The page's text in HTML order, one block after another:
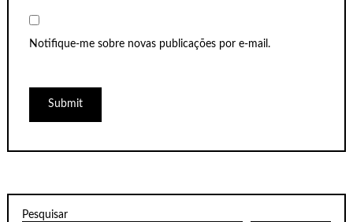
Notifique-me sobre novas publicações por e-mail.
Pesquisar